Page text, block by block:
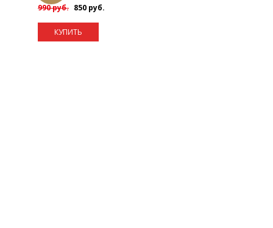
990 руб. 850 руб.
КУПИТЬ